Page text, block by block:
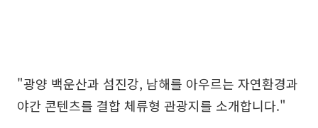
"광양 백운산과 섬진강, 남해를 아우르는 자연환경과
야간 콘텐츠를 결합 체류형 관광지를 소개합니다."